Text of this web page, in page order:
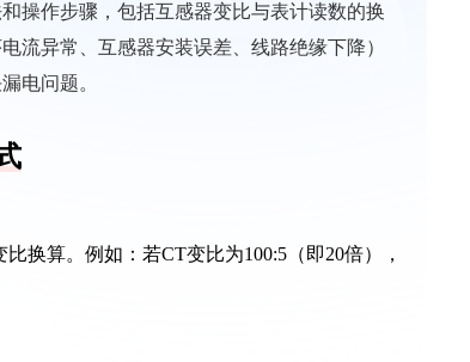
操作步骤，包括互感器变比与表计读数的换
流异常、互感器安装误差、线路绝缘下降）
电问题。
换算。例如：若CT变比为100:5（即20倍），